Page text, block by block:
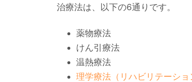
治療法は、以下の6通りです。
薬物療法
けん引療法
温熱療法
理学療法（リハビリテーショ